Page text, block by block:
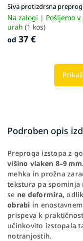
Siva protizdrsna
Na zalogi | Pošljemo v
urah (1 kos)
od 37 €
Podroben opis
Preproga izstopa z
višino vlaken 8–9
mehka in prožna
tekstura pa spominja
se ne deformira,
obrabi in
prispeva k
učinkovito izstopala
notranjostih.